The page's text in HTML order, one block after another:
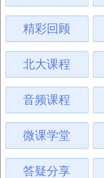
精彩回顾
北大课程
音频课程
微课学堂
答疑分享